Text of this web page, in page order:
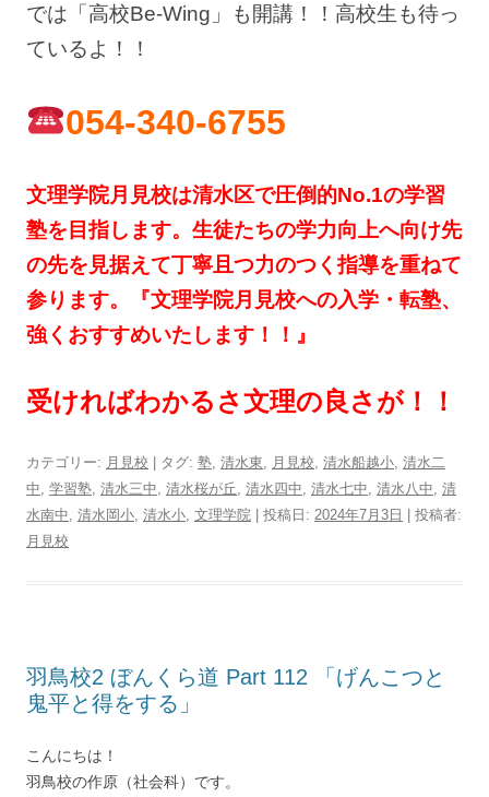
では「高校Be-Wing」も開講！！高校生も待っ
ているよ！！
054-340-6755
文理学院月見校は清水区で圧倒的No.1の学習
塾を目指します。生徒たちの学力向上へ向け先
の先を見据えて丁寧且つ力のつく指導を重ねて
参ります。『文理学院月見校への入学・転塾、
強くおすすめいたします！！』
受ければわかるさ文理の良さが！！
カテゴリー: 月見校 | タグ: 塾 清水東 月見校 清水船越小 清水二
中 学習塾 清水三中 清水桜が丘 清水四中 清水七中 清水八中 清
水南中 清水岡小 清水小 文理学院 | 投稿日: 2024年7月3日 | 投稿者:
月見校
羽鳥校2 ぼんくら道 Part 112 「げんこつと
鬼平と得をする」
こんにちは！
羽鳥校の作原（社会科）です。